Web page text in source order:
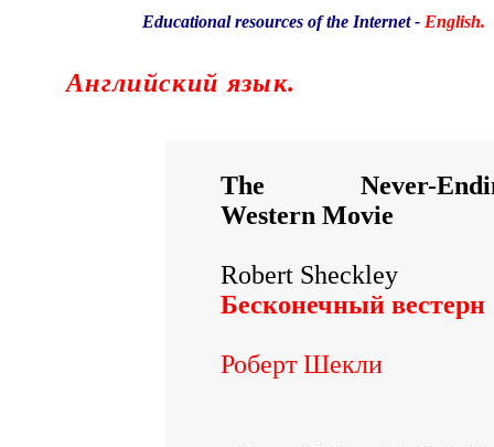
Educational resources of the Internet- English.
Английский язык.
The Never-
Western Movie
Robert Sheckley
Бесконечный вестерн
Роберт Шекли